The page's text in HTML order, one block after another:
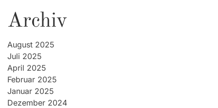
Archiv
August 2025
Juli 2025
April 2025
Februar 2025
Januar 2025
Dezember 2024